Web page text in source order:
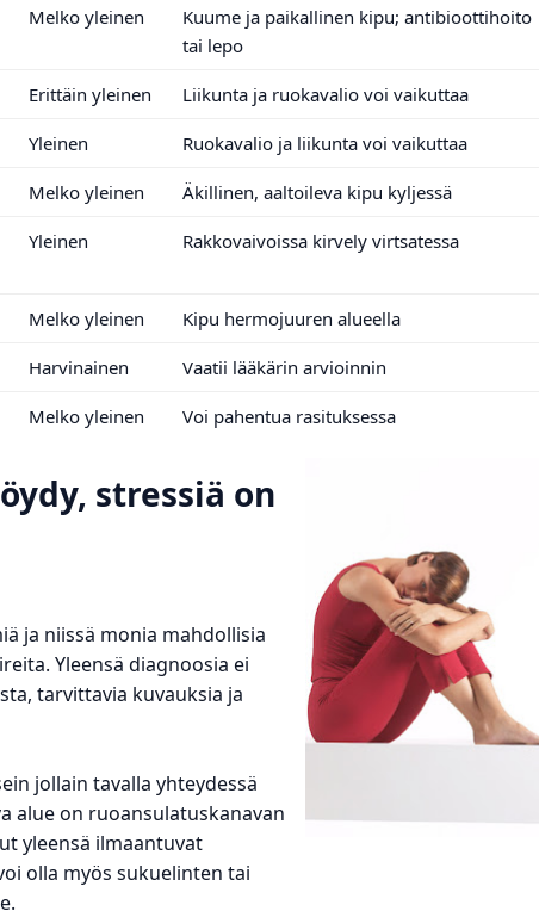
Melko yleinen
Kuume ja paikallinen kipu; antibioottihoito
tai lepo
Erittäin yleinen Liikunta ja ruokavalio voi vaikuttaa
Yleinen Ruokavalio ja liikunta voi vaikuttaa
Melko yleinen Äkillinen, aaltoileva kipu kyljessä
Yleinen Rakkovaivoissa kirvely virtsatessa
Melko yleinen Kipu hermojuuren alueella
Harvinainen Vaatii lääkärin arvioinnin
Melko yleinen Voi pahentua rasituksessa
stressiä on
ja niissä monia mahdollisia
Yleensä diagnoosia ei
tarvittavia kuvauksia ja
jollain tavalla yhteydessä
alue on ruoansulatuskanavan
yleensä ilmaantuvat
olla myös sukuelinten tai